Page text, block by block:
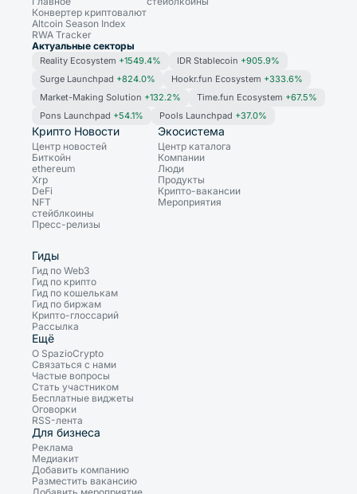
Конвертер криптовалют
Altcoin Season Index
RWA Tracker
Актуальные секторы
Reality Ecosystem +1549.4% IDR Stablecoin +905.9%
Surge Launchpad +824.0% Hookr.fun Ecosystem +333.6%
Market-Making Solution +132.2% Time.fun Ecosystem +67.5%
Pons Launchpad +54.1% Pools Launchpad +37.0%
Крипто Новости
Центр новостей
Биткойн
ethereum
Xrp
DeFi
NFT
стейблкоины
Пресс-релизы
Экосистема
Центр каталога
Компании
Люди
Продукты
Крипто-вакансии
Мероприятия
Гиды
Гид по Web3
Гид по крипто
Гид по кошелькам
Гид по биржам
Крипто-глоссарий
Рассылка
Ещё
О SpazioCrypto
Связаться с нами
Частые вопросы
Стать участником
Бесплатные виджеты
Оговорки
RSS-лента
Для бизнеса
Реклама
Медиакит
Добавить компанию
Разместить вакансию